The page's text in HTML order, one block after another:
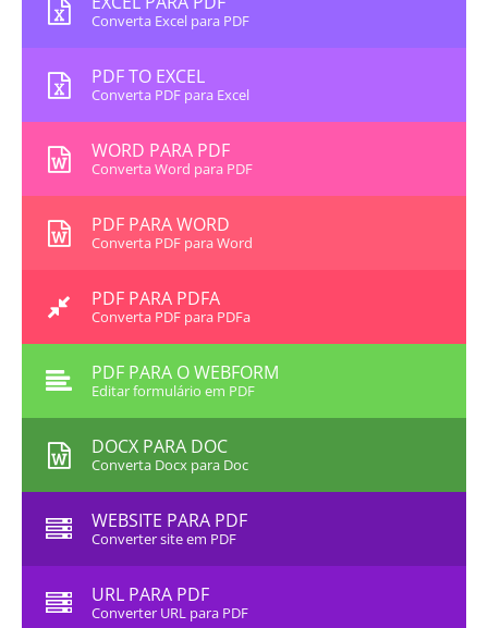
Converta Excel para PDF
PDF TO EXCEL
Converta PDF para Excel
WORD PARA PDF
Converta Word para PDF
PDF PARA WORD
Converta PDF para Word
PDF PARA PDFA
Converta PDF para PDFa
PDF PARA O WEBFORM
Editar formulário em PDF
DOCX PARA DOC
Converta Docx para Doc
WEBSITE PARA PDF
Converter site em PDF
URL PARA PDF
Converter URL para PDF